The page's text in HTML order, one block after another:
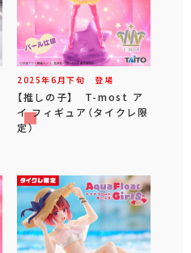
2025年6 月下旬 登場
【推しの子】 T-most ア
イ フィギュア（タイクレ限
定）